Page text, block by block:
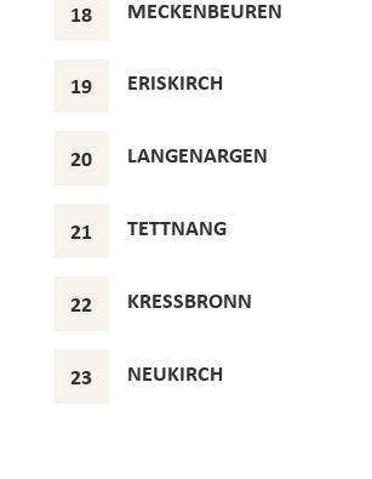
18 MECKENBEUREN
19 ERISKIRCH
20 LANGENARGEN
21 TETTNANG
22 KRESSBRONN
23 NEUKIRCH